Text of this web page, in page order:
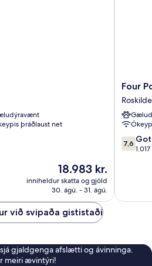
þráðlaust net
Verðið
er
18.983 kr.
18.983 kr.
inniheldur skatta og gjöld
30. ágú. - 31. ágú.
Four
Points
Flex
by
Roskilde
Roskilde
Four
Roskilde
7.6
af
7,6
við svipaða gististaði
gjaldgenga afslætti og ávinninga.
meiri ævintýri!